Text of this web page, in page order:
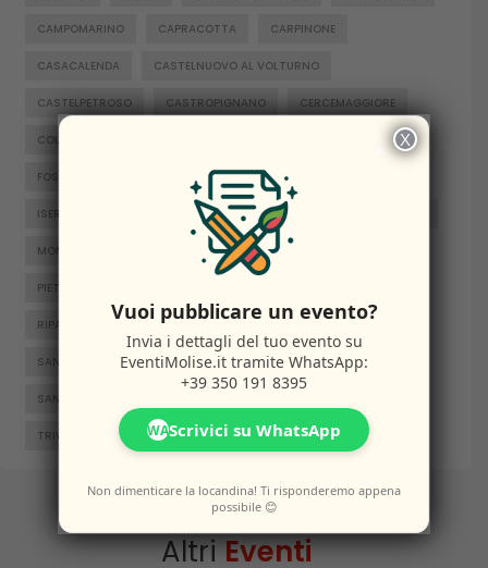
CAMPOMARINO CAPRACOTTA CARPINONE
CASACALENDA CASTELNUOVO AL VOLTURNO
CASTELPETROSO CASTROPIGNANO CERCEMAGGIORE
COLLE D'ANCHISE
FOSSALTO GAMBATESA
ISERNIA LARINO MACCHIAGODENA
MONTENERO DI BISACCIA ORATINO
PIETRABBONDANTE
RIPALIMOSANI ROCCAMANDOLFI
SAN GIACOMO DEGLI SCHIAVONI SAN MASSIMO
SANTA CROCE DI MAGLIANO
TRIVENTO VENAFRO VINCHIATURO
AltriEventi
×
Vuoi pubblicare un evento?
Invia i dettagli del tuo evento su
EventiMolise.it tramite WhatsApp:
+39 350 191 8395
WAScrivici su WhatsApp
Non dimenticare la locandina! Ti risponderemo appena
possibile 😊
X